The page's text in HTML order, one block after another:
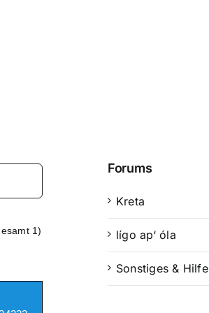
1)
Forums
Kreta
lígo ap‘ óla
Sonstiges & Hilfe